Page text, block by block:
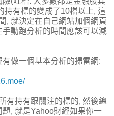
持有標的變成了10檔以上, 這
, 就決定在自己網站加個網頁
動跑分析的時間應該可以減
做一個基本分析的掃雷網:
有持有跟關注的標的, 然後總
, 就是Yahoo財經如果你一